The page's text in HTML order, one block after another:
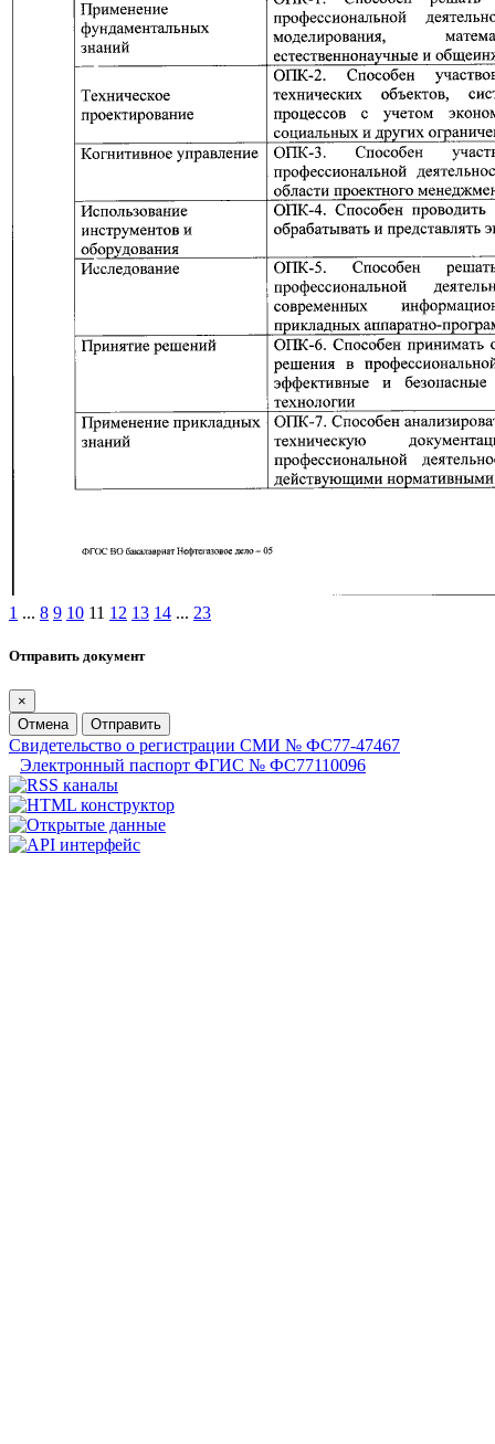
1 ... 8 9 10 11 12 13 14 ... 23
Отправить документ
×
Отмена
Отправить
Свидетельство о регистрации СМИ № ФС77-47467
Электронный паспорт ФГИС № ФС77110096